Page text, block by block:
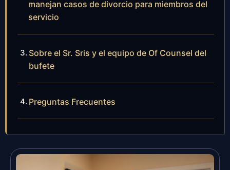
manejan casos de divorcio para miembros del
servicio
Sobre el Sr. Sris y el equipo de Of Counsel del
bufete
Preguntas Frecuentes